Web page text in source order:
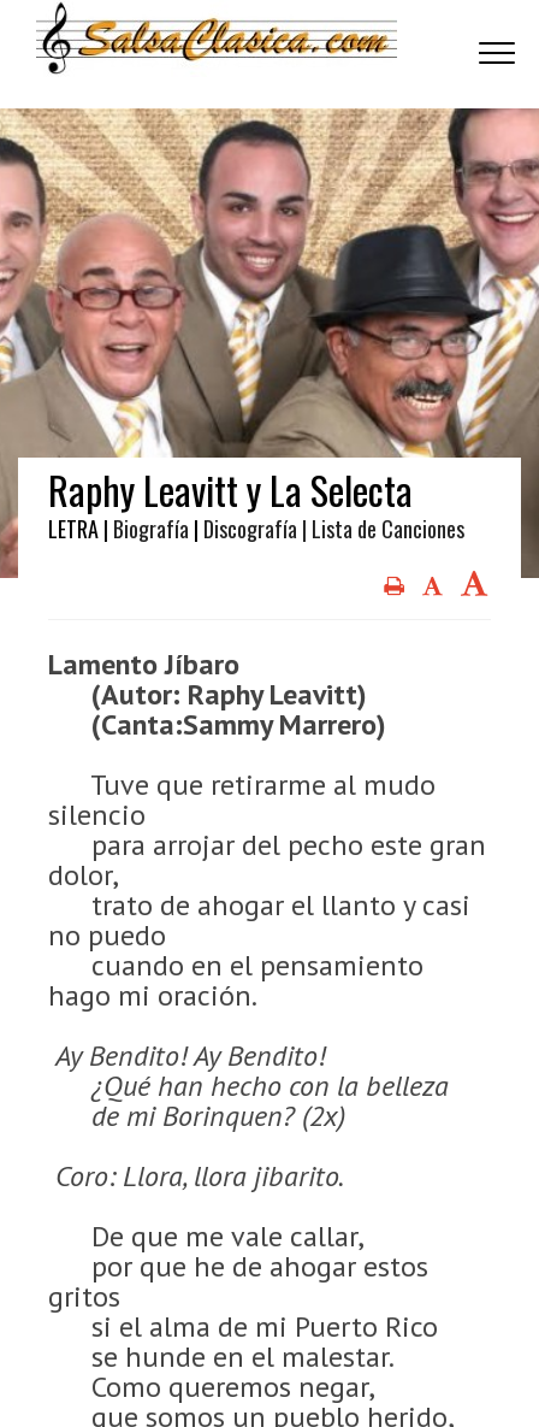
Raphy Leavitt y La Selecta
LETRA | Biografía | Discografía | Lista de Canciones
Lamento Jíbaro
(Autor: Raphy Leavitt)
(Canta:Sammy Marrero)
Tuve que retirarme al mudo
silencio
para arrojar del pecho este gran
dolor,
trato de ahogar el llanto y casi
no puedo
cuando en el pensamiento
hago mi oración.
Ay Bendito! Ay Bendito!
¿Qué han hecho con la belleza
de mi Borinquen? (2x)
Coro: Llora, llora jibarito.
De que me vale callar,
por que he de ahogar estos
gritos
si el alma de mi Puerto Rico
se hunde en el malestar.
Como queremos negar,
que somos un pueblo herido,